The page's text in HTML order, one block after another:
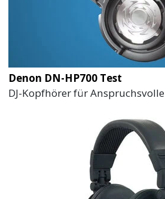
Denon DN-HP700 Test
DJ-Kopfhörer für Anspruchsvolle